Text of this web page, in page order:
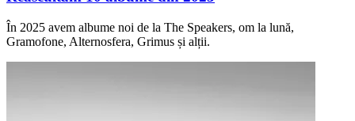
În 2025 avem albume noi de la The Speakers, om la lună,
Gramofone, Alternosfera, Grimus și alții.